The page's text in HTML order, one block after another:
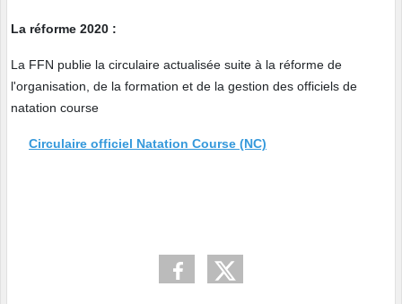
La réforme 2020 :
La FFN publie la circulaire actualisée suite à la réforme de
l'organisation, de la formation et de la gestion des officiels de
natation course
Circulaire officiel Natation Course (NC)